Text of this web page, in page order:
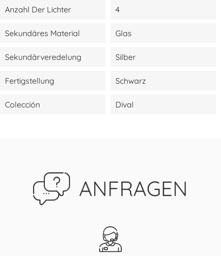
Anzahl Der Lichter 4
Sekundäres Material Glas
Sekundärveredelung Silber
Fertigstellung Schwarz
Colección Dival
ANFRAGEN